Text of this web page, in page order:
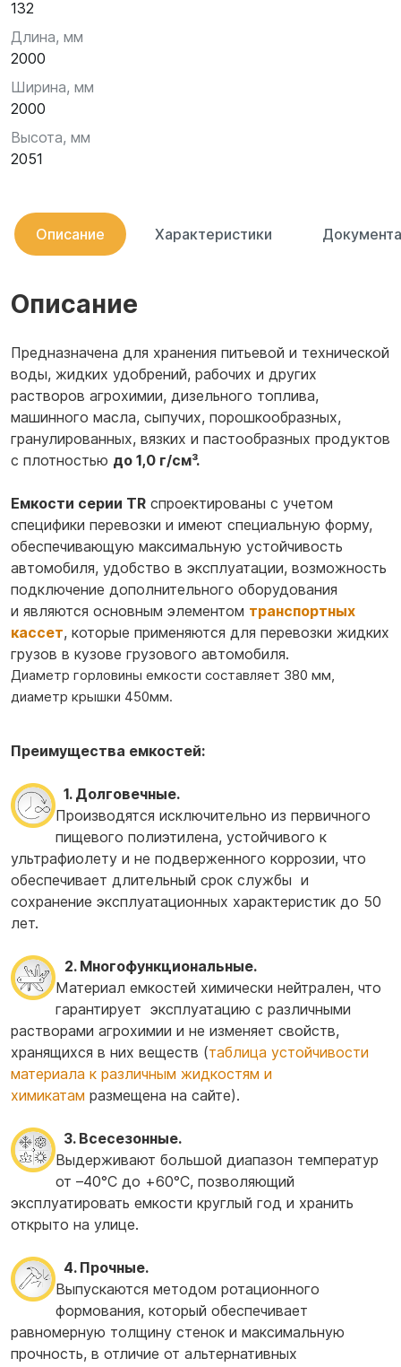
132
Длина, мм
2000
Ширина, мм
2000
Высота, мм
2051
Описание Характеристики
Описание
Предназначена для хранения питьевой и технической
воды, жидких удобрений, рабочих и других
растворов агрохимии, дизельного топлива,
машинного масла, сыпучих, порошкообразных,
гранулированных, вязких и пастообразных продуктов
с плотностью до 1,0 г/см³.
Емкости серии TR спроектированы с учетом
специфики перевозки и имеют специальную форму,
обеспечивающую максимальную устойчивость
автомобиля, удобство в эксплуатации, возможность
подключение дополнительного оборудования
и являются основным элементом транспортных
кассет, которые применяются для перевозки жидких
грузов в кузове грузового автомобиля.
Диаметр горловины емкости составляет 380 мм,
диаметр крышки 450мм.
Преимущества емкостей:
1. Долговечные.
Производятся исключительно из первичного
пищевого полиэтилена, устойчивого к
ультрафиолету и не подверженного коррозии, что
обеспечивает длительный срок службы и
сохранение эксплуатационных характеристик до 50
лет.
2. Многофункциональные.
Материал емкостей химически нейтрален, что
гарантирует эксплуатацию с различными
растворами агрохимии и не изменяет свойств,
хранящихся в них веществ (таблица устойчивости
материала к различным жидкостям и
химикатам размещена на сайте).
3. Всесезонные.
Выдерживают большой диапазон температур
от –40°С до +60°С, позволяющий
эксплуатировать емкости круглый год и хранить
открыто на улице.
4. Прочные.
Выпускаются методом ротационного
формования, который обеспечивает
равномерную толщину стенок и максимальную
прочность, в отличие от альтернативных